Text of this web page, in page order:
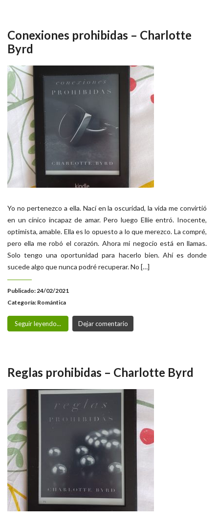
Conexiones prohibidas – Charlotte
Byrd
Yo no pertenezco a ella. Nací en la oscuridad, la vida me convirtió
en un cínico incapaz de amar. Pero luego Ellie entró. Inocente,
optimista, amable. Ella es lo opuesto a lo que merezco. La compré,
pero ella me robó el corazón. Ahora mi negocio está en llamas.
Solo tengo una oportunidad para hacerlo bien. Ahí es donde
sucede algo que nunca podré recuperar. No […]
Publicado: 24/02/2021
Categoría: Romántica
Seguir leyendo... Dejar comentario
Reglas prohibidas – Charlotte Byrd